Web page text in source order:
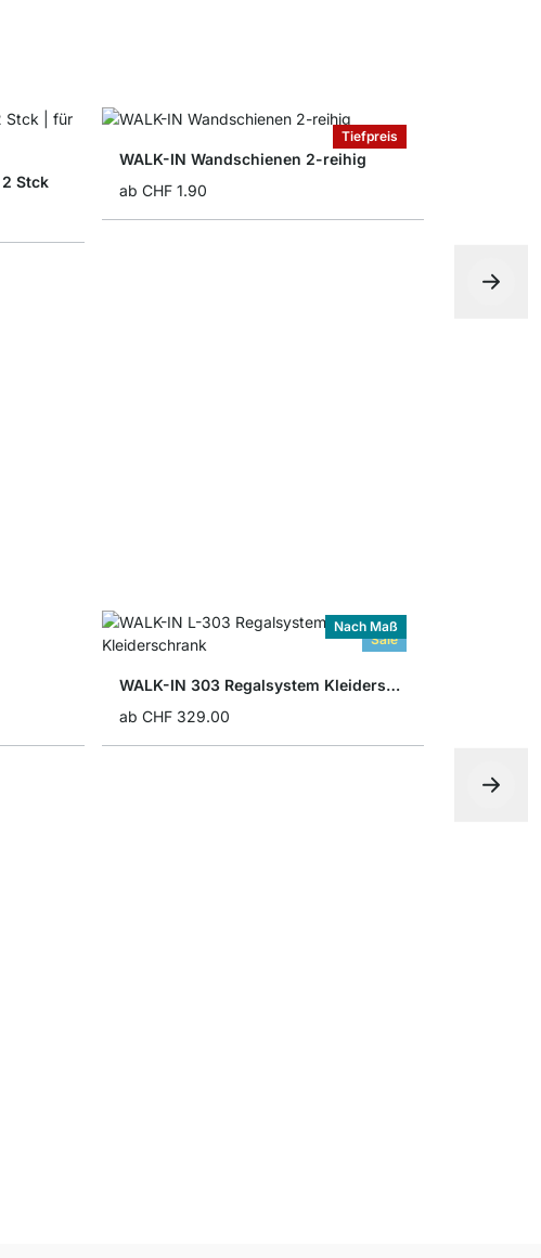
Stck
Tiefpreis
WALK-IN Wandschienen 2-reihig
ab CHF 1.90
Sale
Nach Maß
WALK-IN 303 Regalsystem Kleiderschrank
ab CHF 329.00